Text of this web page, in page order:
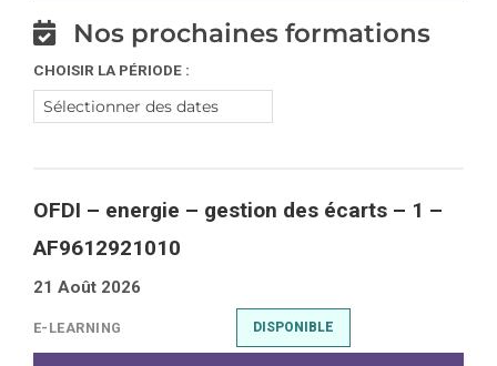
Nos prochaines formations
CHOISIR LA PÉRIODE :
OFDI – energie – gestion des écarts – 1 –
AF9612921010
21 Août 2026
E-LEARNING DISPONIBLE